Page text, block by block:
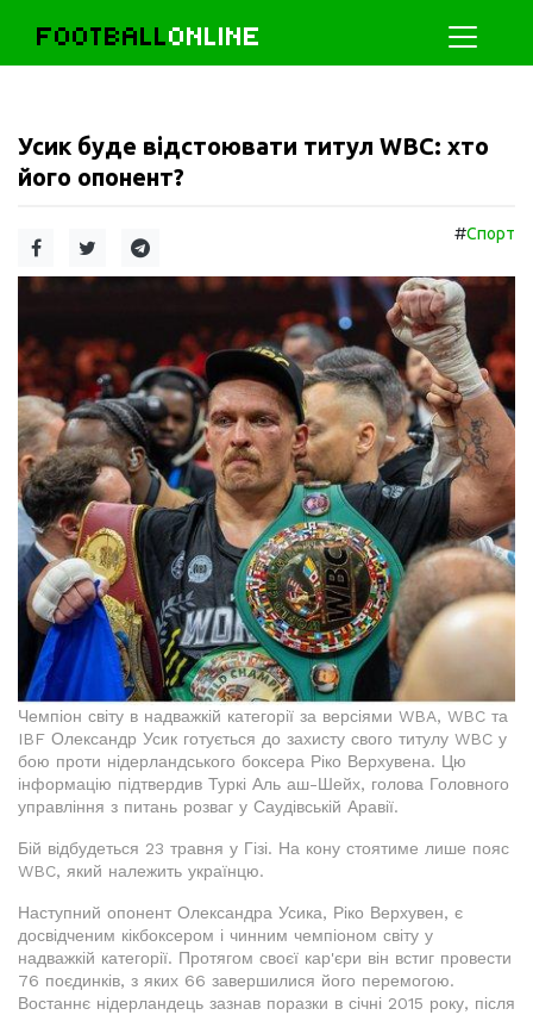
FOOTBALLONLINE
Усик буде відстоювати титул WBC: хто
його опонент?
#Спорт
Чемпіон світу в надважкій категорії за версіями WBA, WBC та
IBF Олександр Усик готується до захисту свого титулу WBC у
бою проти нідерландського боксера Ріко Верхувена. Цю
інформацію підтвердив Туркі Аль аш-Шейх, голова Головного
управління з питань розваг у Саудівській Аравії.
Бій відбудеться 23 травня у Гізі. На кону стоятиме лише пояс
WBC, який належить українцю.
Наступний опонент Олександра Усика, Ріко Верхувен, є
досвідченим кікбоксером і чинним чемпіоном світу у
надважкій категорії. Протягом своєї кар'єри він встиг провести
76 поєдинків, з яких 66 завершилися його перемогою.
Востаннє нідерландець зазнав поразки в січні 2015 року, після